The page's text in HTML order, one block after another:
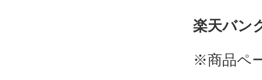
楽天バン
※商品ペ